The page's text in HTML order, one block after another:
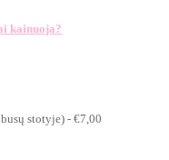
kainuoja?
stotyje) - €7,00